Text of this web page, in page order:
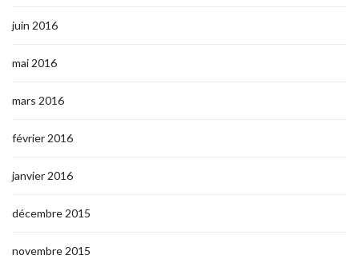
juin 2016
mai 2016
mars 2016
février 2016
janvier 2016
décembre 2015
novembre 2015